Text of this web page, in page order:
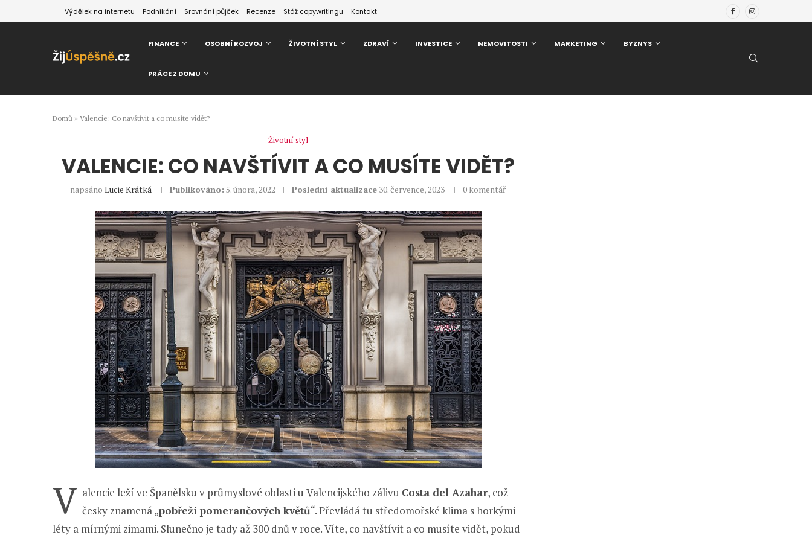
Výdělek na internetu Podnikání Srovnání půjček Recenze Stáž copywritingu Kontakt
FINANCE OSOBNÍ ROZVOJ ŽIVOTNÍ STYL ZDRAVÍ INVESTICE NEMOVITOSTI MARKETING BYZNYS
PRÁCE Z DOMU
Domů » Valencie: Co navštívit a co musíte vidět?
Životní styl
VALENCIE: CO NAVŠTÍVIT A CO MUSÍTE VIDĚT?
napsánoLucie Krátká Publikováno: 5. února, 2022 Poslední aktualizace 30. července, 2023 0 komentář
V alencie leží ve Španělsku v průmyslové oblasti u Valencijského zálivu Costa del Azahar, což
česky znamená „pobřeží pomerančových květů“. Převládá tu středomořské klima s horkými
léty a mírnými zimami. Slunečno je tady až 300 dnů v roce. Víte, co navštívit a co musíte vidět, pokud